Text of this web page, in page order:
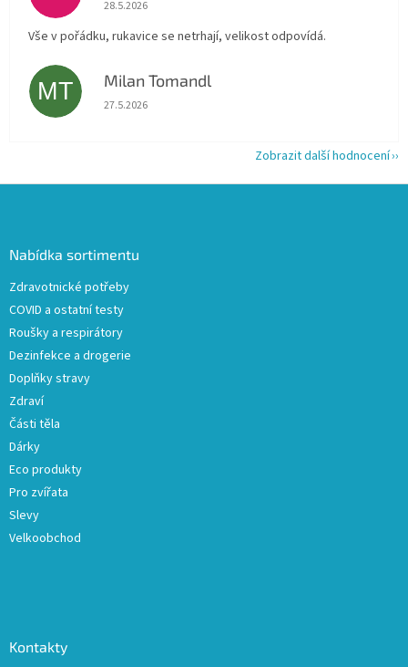
28.5.2026
Vše v pořádku, rukavice se netrhají, velikost odpovídá.
MT Milan Tomandl
Hodnocení obchodu je 5 z 5 hvězdiček.
27.5.2026
Zobrazit další hodnocení
Nabídka sortimentu
Zdravotnické potřeby
COVID a ostatní testy
Roušky a respirátory
Dezinfekce a drogerie
Doplňky stravy
Zdraví
Části těla
Dárky
Eco produkty
Pro zvířata
Slevy
Velkoobchod
Kontakty